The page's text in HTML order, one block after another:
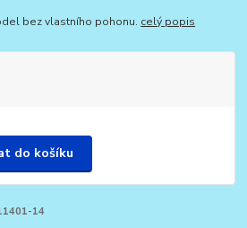
bez vlastního pohonu. celý popis
do košíku
14